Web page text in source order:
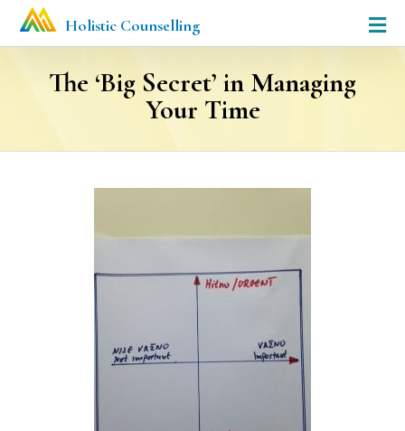
Holistic Counselling
The ‘Big Secret’ in Managing
Your Time